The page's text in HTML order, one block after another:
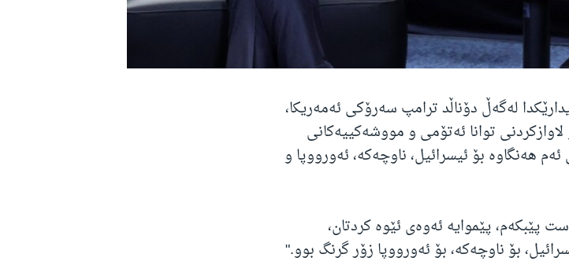
لەگەڵ دۆناڵد ترامپ سەرۆکی ئەمەریکا،
توانا ئەتۆمی و مووشەکییەکانی
هەنگاوە بۆ ئیسرائیل، ناوچەکە، ئەورووپا و
پێبکەم، پێموایە ئەوەی ئێوە کردتان،
بۆ ناوچەکە، بۆ ئەورووپا زۆر گرنگ بوو."